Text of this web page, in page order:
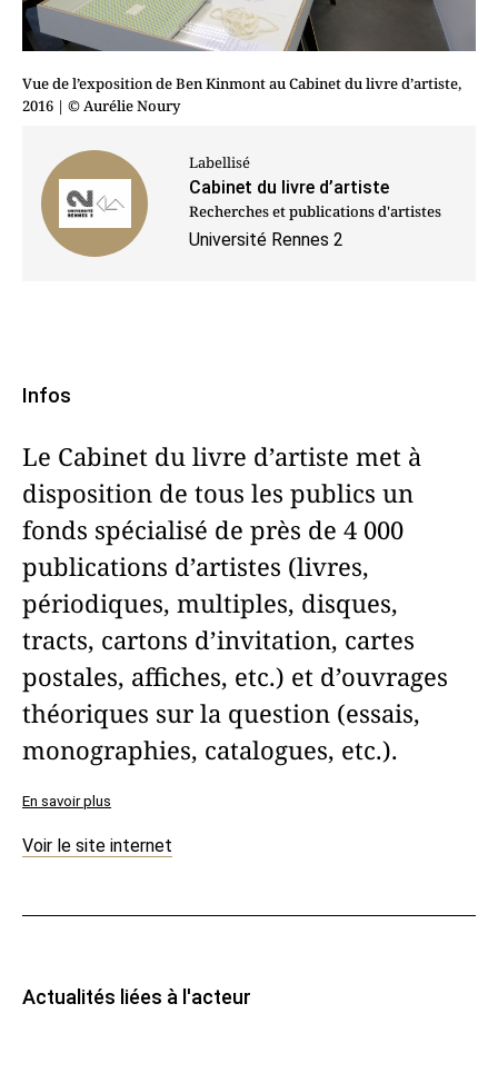
Vue de l’exposition de Ben Kinmont au Cabinet du livre d’artiste,
2016 | © Aurélie Noury
Labellisé
Cabinet du livre d’artiste
Recherches et publications d'artistes
Université Rennes 2
Infos
Le Cabinet du livre d’artiste met à
disposition de tous les publics un
fonds spécialisé de près de 4 000
publications d’artistes (livres,
périodiques, multiples, disques,
tracts, cartons d’invitation, cartes
postales, affiches, etc.) et d’ouvrages
théoriques sur la question (essais,
monographies, catalogues, etc.).
En savoir plus
Voir le site internet
Actualités liées à l'acteur